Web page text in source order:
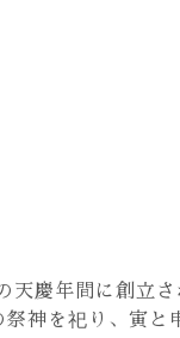
天慶年間に創立さ
神を祀り、寅と